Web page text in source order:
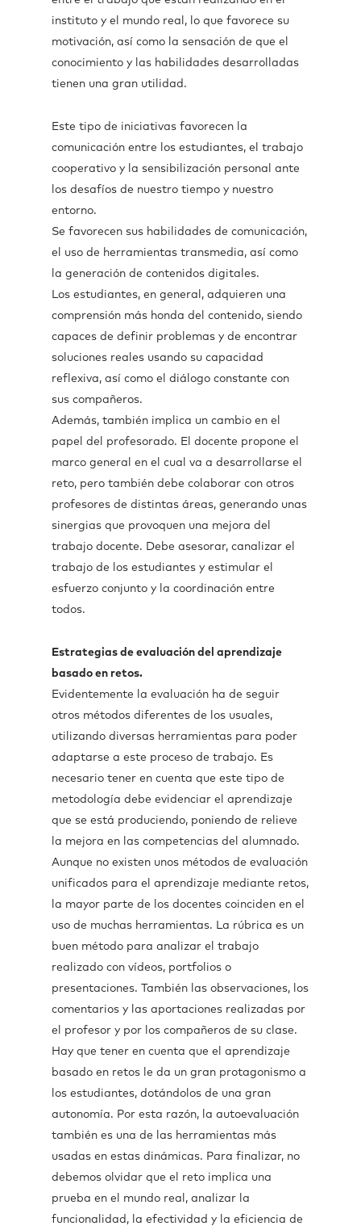
instituto y el mundo real, lo que favorece su
motivación, así como la sensación de que el
conocimiento y las habilidades desarrolladas
tienen una gran utilidad.
Este tipo de iniciativas favorecen la
comunicación entre los estudiantes, el trabajo
cooperativo y la sensibilización personal ante
los desafíos de nuestro tiempo y nuestro
entorno.
Se favorecen sus habilidades de comunicación,
el uso de herramientas transmedia, así como
la generación de contenidos digitales.
Los estudiantes, en general, adquieren una
comprensión más honda del contenido, siendo
capaces de definir problemas y de encontrar
soluciones reales usando su capacidad
reflexiva, así como el diálogo constante con
sus compañeros.
Además, también implica un cambio en el
papel del profesorado. El docente propone el
marco general en el cual va a desarrollarse el
reto, pero también debe colaborar con otros
profesores de distintas áreas, generando unas
sinergias que provoquen una mejora del
trabajo docente. Debe asesorar, canalizar el
trabajo de los estudiantes y estimular el
esfuerzo conjunto y la coordinación entre
todos.
Estrategias de evaluación del aprendizaje
basado en retos.
Evidentemente la evaluación ha de seguir
otros métodos diferentes de los usuales,
utilizando diversas herramientas para poder
adaptarse a este proceso de trabajo. Es
necesario tener en cuenta que este tipo de
metodología debe evidenciar el aprendizaje
que se está produciendo, poniendo de relieve
la mejora en las competencias del alumnado.
Aunque no existen unos métodos de evaluación
unificados para el aprendizaje mediante retos,
la mayor parte de los docentes coinciden en el
uso de muchas herramientas. La rúbrica es un
buen método para analizar el trabajo
realizado con vídeos, portfolios o
presentaciones. También las observaciones, los
comentarios y las aportaciones realizadas por
el profesor y por los compañeros de su clase.
Hay que tener en cuenta que el aprendizaje
basado en retos le da un gran protagonismo a
los estudiantes, dotándolos de una gran
autonomía. Por esta razón, la autoevaluación
también es una de las herramientas más
usadas en estas dinámicas. Para finalizar, no
debemos olvidar que el reto implica una
prueba en el mundo real, analizar la
funcionalidad, la efectividad y la eficiencia de